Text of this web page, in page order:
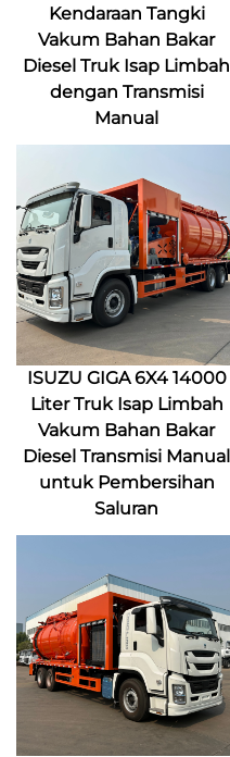
Kendaraan Tangki
Vakum Bahan Bakar
Diesel Truk Isap Limbah
dengan Transmisi
Manual
ISUZU GIGA 6X4 14000
Liter Truk Isap Limbah
Vakum Bahan Bakar
Diesel Transmisi Manual
untuk Pembersihan
Saluran